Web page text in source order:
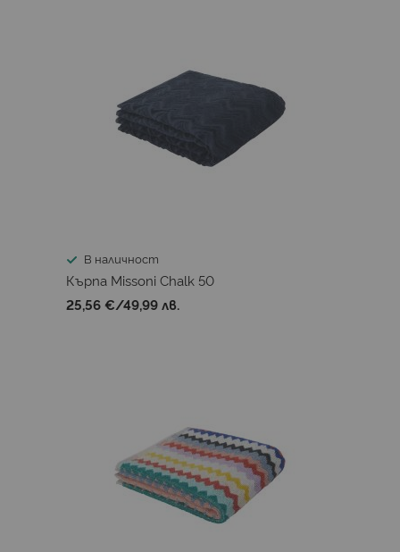
В наличност
Кърпа Missoni Chalk 50
25,56 €/49,99 лв.